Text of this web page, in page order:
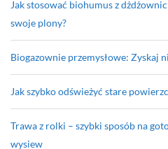
Jak stosować biohumus z
swoje plony?
Biogazownie przemysłowe: Zyskaj
Jak szybko odświeżyć stare
Trawa z rolki – szybki sposób na
wysiew